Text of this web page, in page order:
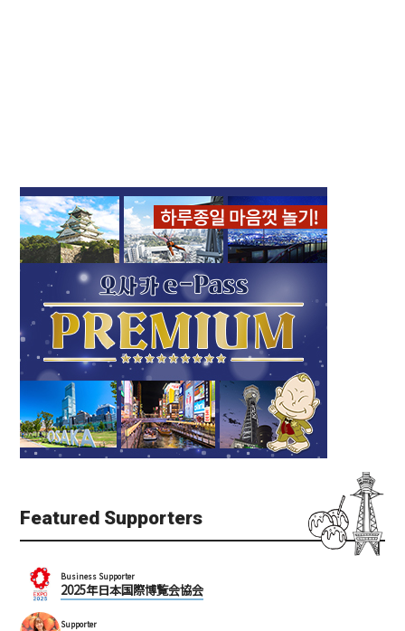
Featured Supporters
Business Supporter
2025年日本国際博覧会協会
Supporter